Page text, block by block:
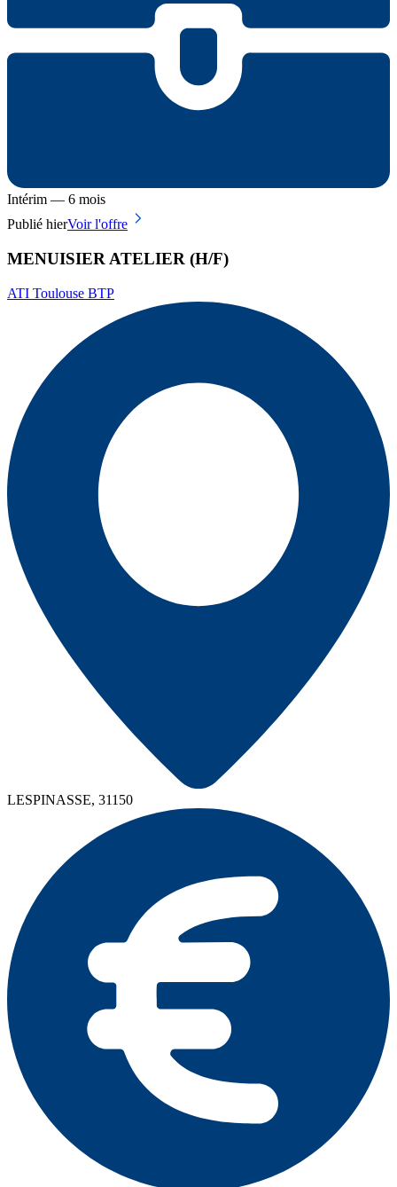
Intérim — 6 mois
Publié hierVoir l'offre
MENUISIER ATELIER (H/F)
ATI Toulouse BTP
LESPINASSE, 31150